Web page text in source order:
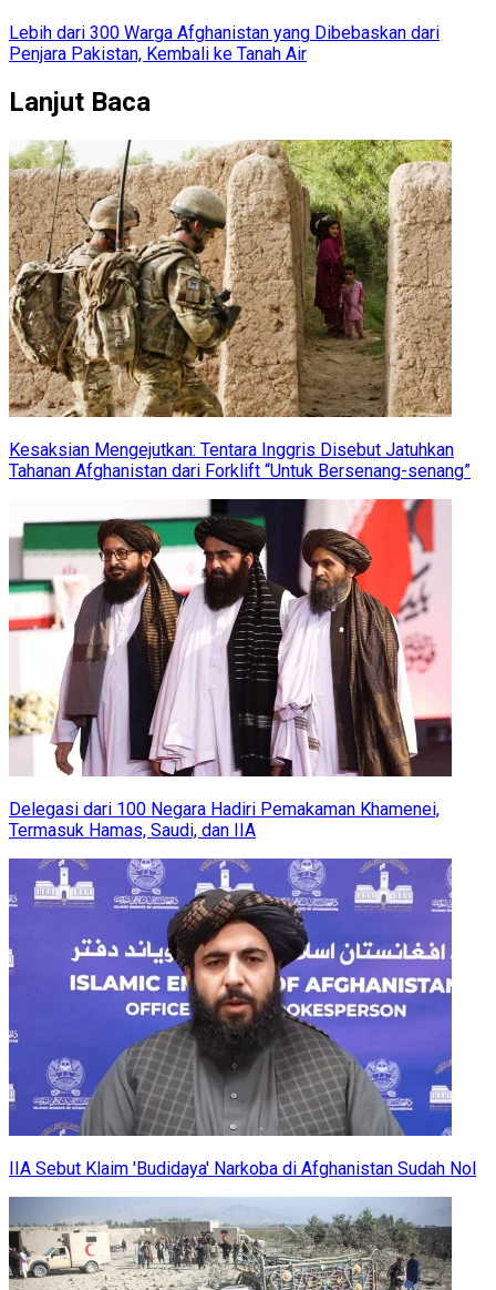
Lebih dari 300 Warga Afghanistan yang Dibebaskan dari
Penjara Pakistan, Kembali ke Tanah Air
Lanjut Baca
Kesaksian Mengejutkan: Tentara Inggris Disebut Jatuhkan
Tahanan Afghanistan dari Forklift “Untuk Bersenang-senang”
Delegasi dari 100 Negara Hadiri Pemakaman Khamenei,
Termasuk Hamas, Saudi, dan IIA
IIA Sebut Klaim 'Budidaya' Narkoba di Afghanistan Sudah Nol